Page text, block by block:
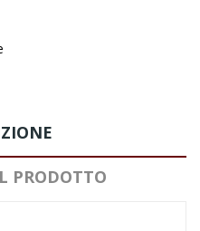
PRODOTTO